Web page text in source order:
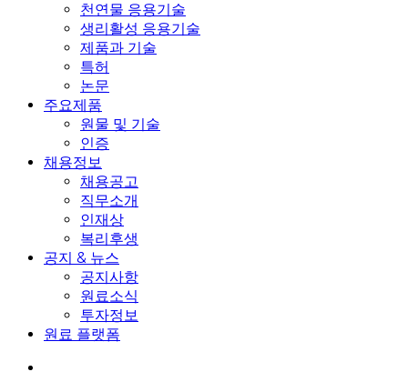
천연물 응용기술
생리활성 응용기술
제품과 기술
특허
논문
주요제품
원물 및 기술
인증
채용정보
채용공고
직무소개
인재상
복리후생
공지 & 뉴스
공지사항
원료소식
투자정보
원료 플랫폼